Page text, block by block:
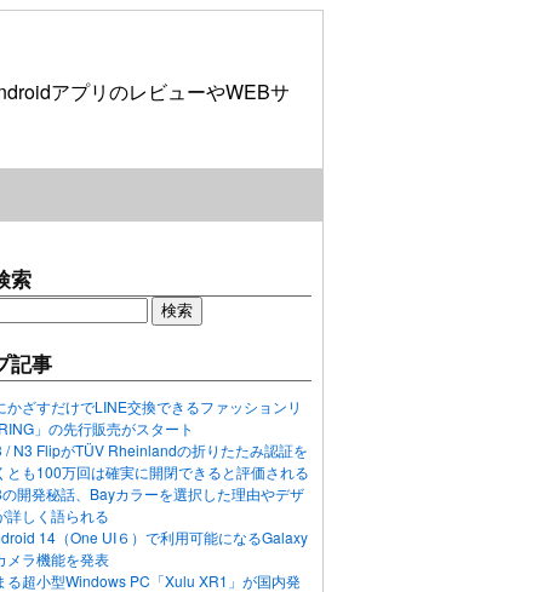
アプリのレビューやWEBサ
索
記事
かざすだけでLINE交換できるファッションリ
」の先行販売がスタート
/ N3 FlipがTÜV Rheinlandの折りたたみ認証を
とも100万回は確実に開閉できると評価される
開発秘話、Bayカラーを選択した理由やデザ
詳しく語られる
14（One UI６）で利用可能になるGalaxy
メラ機能を発表
る超小型Windows PC「Xulu XR1」が国内発